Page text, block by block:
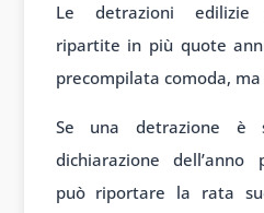
Le detrazioni edilizie
ripartite in più quote
precompilata comoda,
Se una detrazione è
dichiarazione dell’anno
può riportare la rata